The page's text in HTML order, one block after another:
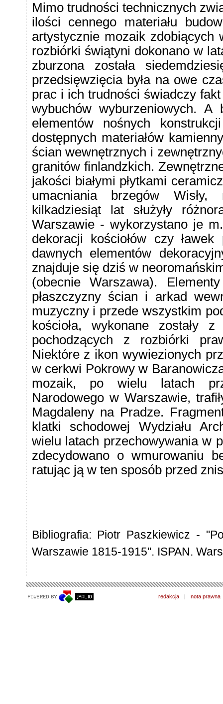
Mimo trudności technicznych
ilości cennego materiału
artystycznie mozaik zdobiących
rozbiórki świątyni dokonano w
zburzona została
przedsięwzięcia była na owe
prac i ich trudności świadczy
wybuchów wyburzeniowych.
elementów nośnych
dostępnych materiałów
ścian wewnętrznych i
granitów finlandzkich.
jakości białymi płytkami
umacniania brzegów
kilkadziesiąt lat służyły
Warszawie - wykorzystano je
dekoracji kościołów czy
dawnych elementów
znajduje się dziś w
(obecnie Warszawa).
płaszczyzny ścian i arkad
muzyczny i przede wszystkim
kościoła, wykonane zostały
pochodzących z rozbiórki
Niektóre z ikon wywiezionych
w cerkwi Pokrowy w
mozaik, po wielu latach
Narodowego w Warszawie,
Magdaleny na Pradze.
klatki schodowej Wydziału
wielu latach przechowywania w
zdecydowano o wmurowaniu
ratując ją w ten sposób przed
Bibliografia: Piotr Paszkiewicz -
Warszawie 1815-1915". ISPAN.
redakcja | nota prawna